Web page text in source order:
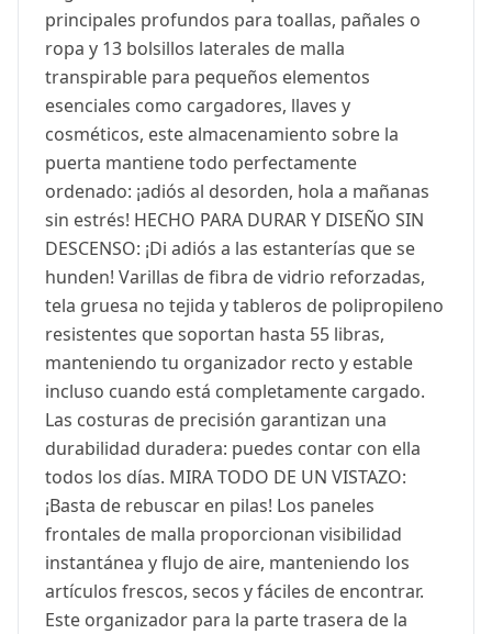
principales profundos para toallas, pañales o
ropa y 13 bolsillos laterales de malla
transpirable para pequeños elementos
esenciales como cargadores, llaves y
cosméticos, este almacenamiento sobre la
puerta mantiene todo perfectamente
ordenado: ¡adiós al desorden, hola a mañanas
sin estrés! HECHO PARA DURAR Y DISEÑO SIN
DESCENSO: ¡Di adiós a las estanterías que se
hunden! Varillas de fibra de vidrio reforzadas,
tela gruesa no tejida y tableros de polipropileno
resistentes que soportan hasta 55 libras,
manteniendo tu organizador recto y estable
incluso cuando está completamente cargado.
Las costuras de precisión garantizan una
durabilidad duradera: puedes contar con ella
todos los días. MIRA TODO DE UN VISTAZO:
¡Basta de rebuscar en pilas! Los paneles
frontales de malla proporcionan visibilidad
instantánea y flujo de aire, manteniendo los
artículos frescos, secos y fáciles de encontrar.
Este organizador para la parte trasera de la